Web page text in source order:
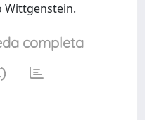
Wittgenstein.
completa